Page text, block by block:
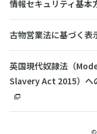
情報セキュリティ基本
古物営業法に基づく表
英国現代奴隷法（
Slavery Act 2015）へ
©